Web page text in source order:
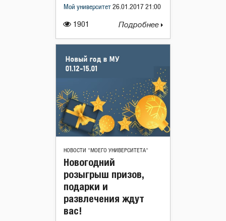
1901
Мой университет 26.01.2017 21:00
Подробнее
НОВОСТИ "МОЕГО УНИВЕРСИТЕТА"
Новогодний
розыгрыш призов,
подарки и
развлечения ждут
вас!